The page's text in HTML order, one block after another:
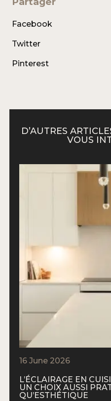
Facebook
Twitter
Pinterest
D’AUTRES
VOUS
16 June 2026
L’ÉCLAIRAGE EN
UN CHOIX AUSSI
QU’ESTHÉTIQUE